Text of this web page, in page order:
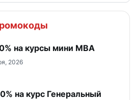
на курсы мини MBA
2026
на курс Генеральный